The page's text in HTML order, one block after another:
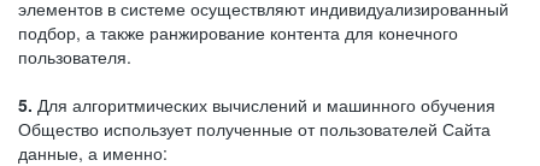
элементов в системе осуществляют индивидуализированный
подбор, а также ранжирование контента для конечного
пользователя.
5. Для алгоритмических вычислений и машинного обучения
Общество использует полученные от пользователей Сайта
данные, а именно: